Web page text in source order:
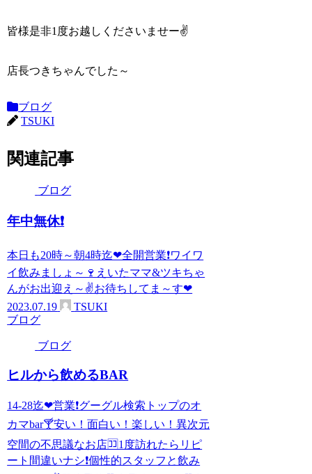
皆様是非1度お越しくださいませー✌
店長つきちゃんでした～
ブログ
TSUKI
関連記事
ブログ
年中無休❗
本日も20時～朝4時迄❤全開営業❗ワイワ
イ飲みましょ～🍷えいたママ&ツキちゃ
んがお出迎え～✌お待ちしてま～す❤
2023.07.19
TSUKI
ブログ
ブログ
ヒルから飲めるBAR
14-28迄❤営業❗グーグル検索トップのオ
カマbar🍸安い！面白い！楽しい！異次元
空間の不思議なお店🈁1度訪れたらリピ
ート間違いナシ❗個性的スタッフと飲み